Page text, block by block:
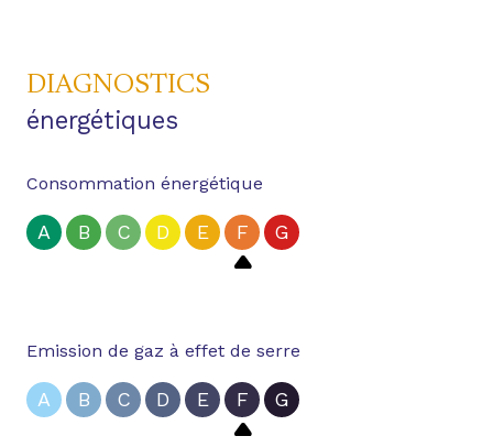
DIAGNOSTICS
énergétiques
Consommation énergétique
A B C D E F G
Emission de gaz à effet de serre
A B C D E F G